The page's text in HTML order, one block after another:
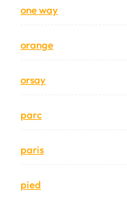
one way
orange
orsay
parc
paris
pied